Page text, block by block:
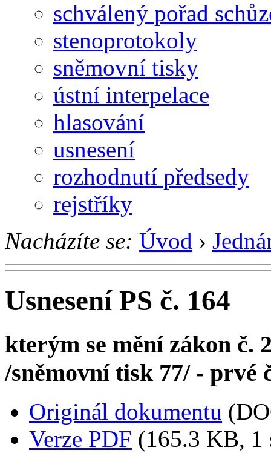
schválený pořad
stenoprotokoly
sněmovní tisky
ústní interpelace
hlasování
usnesení
rozhodnutí předsedy
rejstříky
Nacházíte se: Úvod ›
Usnesení PS č. 164
kterým se mění zákon č.
/sněmovní tisk 77/ - prvé
Originál dokumentu
Verze PDF (165.3 KB, 1